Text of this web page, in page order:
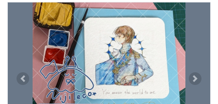
Previous Next